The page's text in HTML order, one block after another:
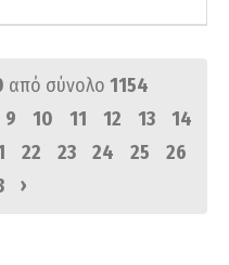
από σύνολο 1154
9 10 11 12 13
14
22 23 24 25
26
›